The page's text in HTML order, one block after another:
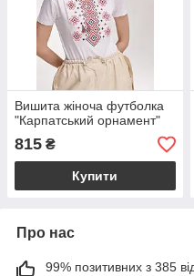
Вишита жіноча футболка
"Карпатський орнамент"
815 ₴
Купити
Про нас
99% позитивних з 385